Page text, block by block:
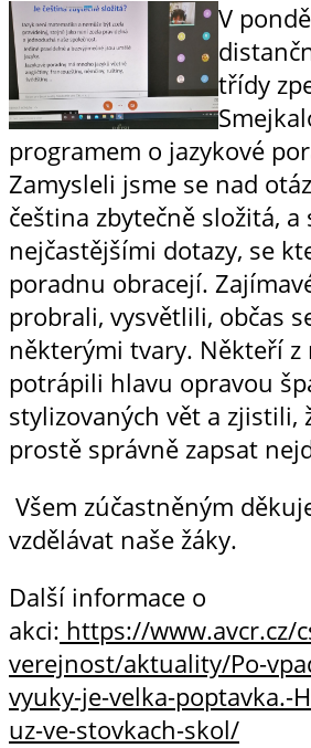
V
třídy
programem o jazykové
Zamysleli jsme se nad
čeština zbytečně složitá, a
nejčastějšími dotazy, se
poradnu obracejí.
probrali, vysvětlili, občas
některými tvary. Někteří z
potrápili hlavu opravou
stylizovaných vět a zjistili,
prostě správně zapsat
Všem zúčastněným
vzdělávat naše žáky.
Další informace o
akci: https://www.avcr.cz/
verejnost/aktuality/Po-
vyuky-je-velka-poptavka.-
uz-ve-stovkach-skol/